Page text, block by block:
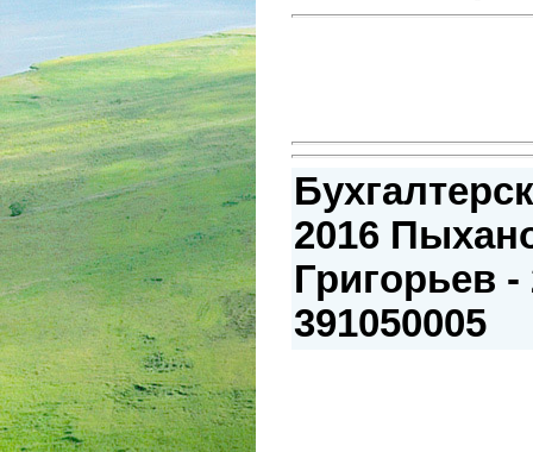
2016
Григорьев
391050005